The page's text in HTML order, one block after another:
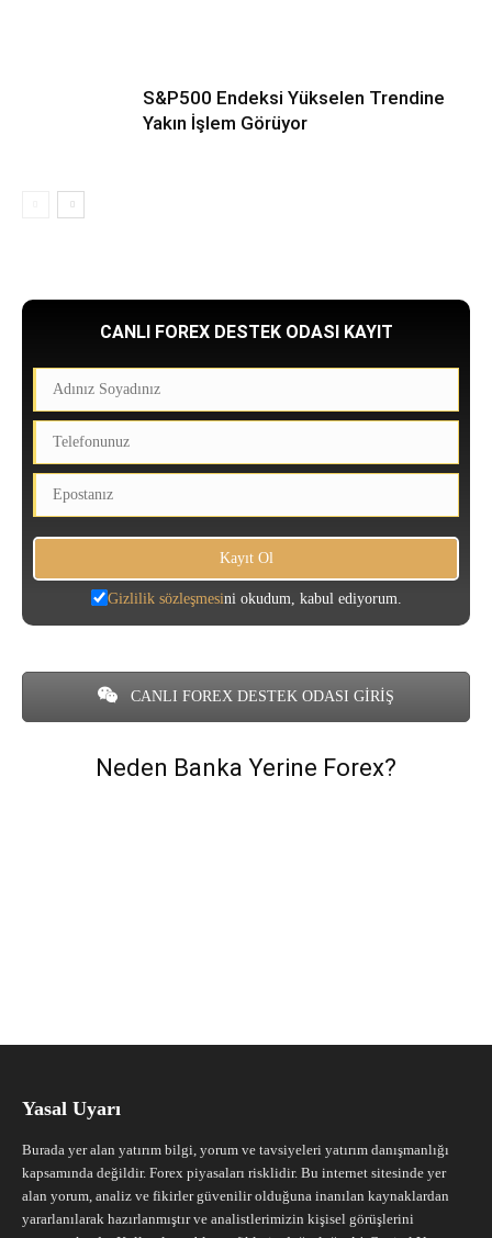
S&P500 Endeksi Yükselen Trendine
Yakın İşlem Görüyor
CANLI FOREX DESTEK ODASI KAYIT
Gizlilik sözleşmesini okudum, kabul ediyorum.
CANLI FOREX DESTEK ODASI GİRİŞ
Neden Banka Yerine Forex?
Yasal Uyarı
Burada yer alan yatırım bilgi, yorum ve tavsiyeleri yatırım danışmanlığı
kapsamında değildir. Forex piyasaları risklidir. Bu internet sitesinde yer
alan yorum, analiz ve fikirler güvenilir olduğuna inanılan kaynaklardan
yararlanılarak hazırlanmıştır ve analistlerimizin kişisel görüşlerini